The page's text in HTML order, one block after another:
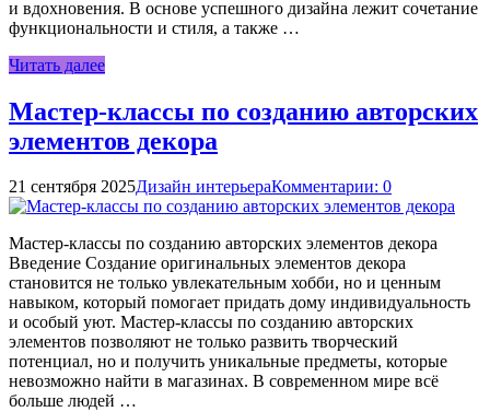
и вдохновения. В основе успешного дизайна лежит сочетание
функциональности и стиля, а также …
Читать далее
Мастер-классы по созданию авторских
элементов декора
21 сентября 2025Дизайн интерьераКомментарии: 0
Мастер-классы по созданию авторских элементов декора
Введение Создание оригинальных элементов декора
становится не только увлекательным хобби, но и ценным
навыком, который помогает придать дому индивидуальность
и особый уют. Мастер-классы по созданию авторских
элементов позволяют не только развить творческий
потенциал, но и получить уникальные предметы, которые
невозможно найти в магазинах. В современном мире всё
больше людей …